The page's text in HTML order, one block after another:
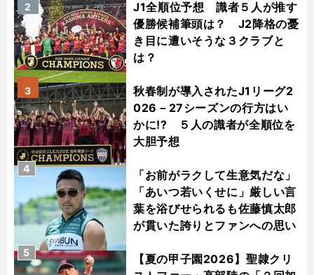
J1全順位予想 識者５人が推す
優勝候補筆頭は？ J2降格の憂
き目に遭いそうな３クラブと
は？
2
秋春制が導入されたJ1リーグ2
026－27シーズンの行方はい
かに!? ５人の識者が全順位を
大胆予想
3
「お前がラクして生意気だな」
「あいつ若いくせに」厳しい言
葉を浴びせられるも佐藤慎太郎
が貫いた誇りとファンへの思い
4
【夏の甲子園2026】聖隷クリ
5